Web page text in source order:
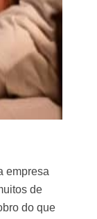
empresa
de
do que